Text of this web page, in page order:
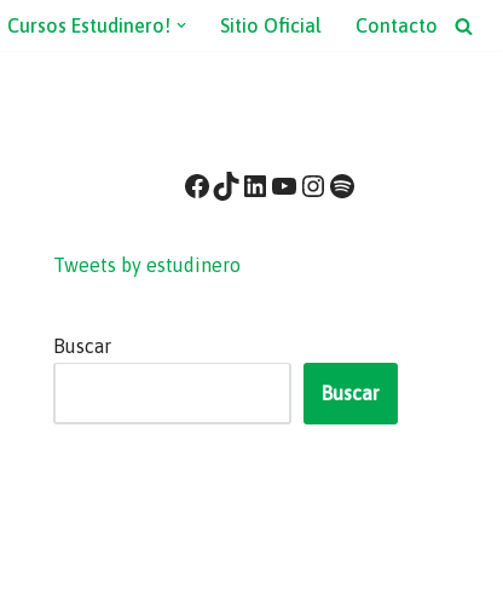
Cursos Estudinero! Sitio Oficial Contacto
Tweets by estudinero
Buscar
Buscar